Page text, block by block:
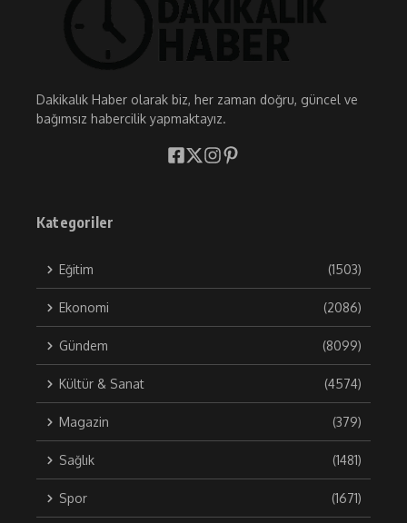
Dakikalık Haber olarak biz, her zaman doğru, güncel ve
bağımsız habercilik yapmaktayız.
Kategoriler
Eğitim (1503)
Ekonomi (2086)
Gündem (8099)
Kültür & Sanat (4574)
Magazin (379)
Sağlık (1481)
Spor (1671)